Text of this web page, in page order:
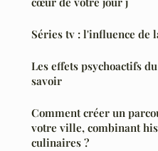
Séries tv : l'influence de
Les effets psychoactifs
savoir
Comment créer un
votre ville, combinant
culinaires ?